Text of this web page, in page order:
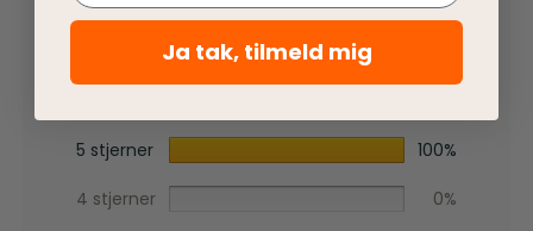
Baseret på 1 anmeldelse
5 stjerner 100%
4 stjerner 0%
Ja tak, tilmeld mig